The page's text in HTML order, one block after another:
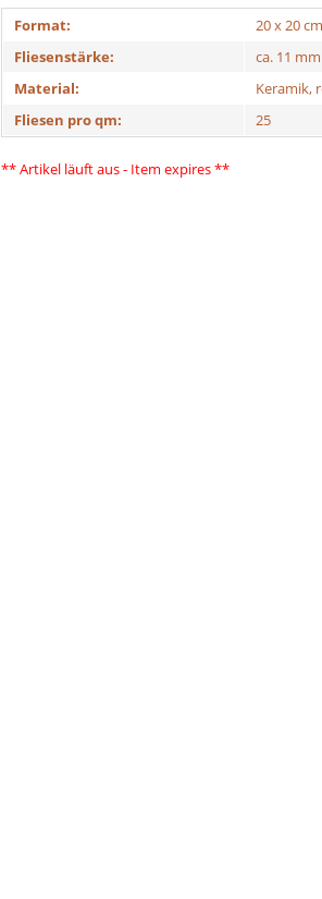
Format:
20 x 20 cm
Fliesenstärke:
ca. 11 mm
Material:
Keramik,
Fliesen pro qm:
25
** Artikel läuft aus - Item expires **